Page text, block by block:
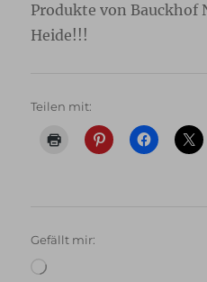
Produkte von Bauckhof
Heide!!!
Teilen mit:
Gefällt mir:
Wird
geladen …